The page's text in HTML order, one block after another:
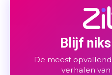
Blijf
De meest
verhalen